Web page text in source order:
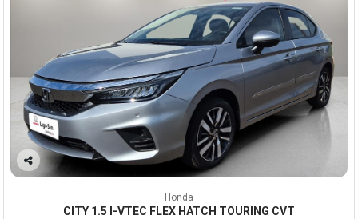
Co
Honda
CITY 1.5 I-VTEC FLEX HATCH TOURING CVT